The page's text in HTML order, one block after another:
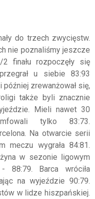
do trzech zwycięstw.
nie poznaliśmy jeszcze
finału rozpoczęły się
u siebie 83:93
zrewanżował się,
także byli znacznie
Mieli nawet 30
tylko 83:73.
Na otwarcie serii
meczu wygrała 84:81.
w sezonie ligowym
88:79. Barca wróciła
na wyjeździe 90:79.
w lidze hiszpańskiej.